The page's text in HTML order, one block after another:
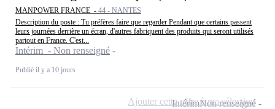
MANPOWER FRANCE - 44 - NANTES
Description du poste : Tu préfères faire que regarder Pendant que certains passent
leurs journées derrière un écran, d'autres fabriquent des produits qui seront utilisés
partout en France. C'est...
Intérim - Non renseigné
Publié il y a 10 jours
IntérimNon renseigné
Ajouter cette offre à ma sélection